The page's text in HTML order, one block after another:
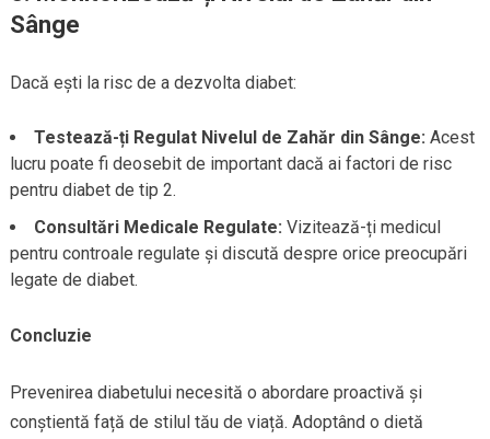
Sânge
Dacă ești la risc de a dezvolta diabet:
Testează-ți Regulat Nivelul de Zahăr din Sânge: Acest
lucru poate fi deosebit de important dacă ai factori de risc
pentru diabet de tip 2.
Consultări Medicale Regulate: Vizitează-ți medicul
pentru controale regulate și discută despre orice preocupări
legate de diabet.
Concluzie
Prevenirea diabetului necesită o abordare proactivă și
conștientă față de stilul tău de viață. Adoptând o dietă